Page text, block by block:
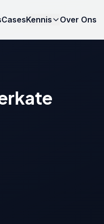
CasesKennis Over Ons